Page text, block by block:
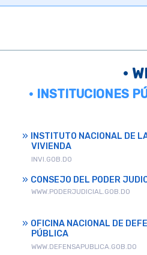
•
• INSTITUCIONES
INSTITUTO NACIONAL DE
VIVIENDA
INVI.GOB.DO
CONSEJO DEL PODER
WWW.PODERJUDICIAL.GOB.DO
OFICINA NACIONAL DE
PÚBLICA
WWW.DEFENSAPUBLICA.GOB.DO